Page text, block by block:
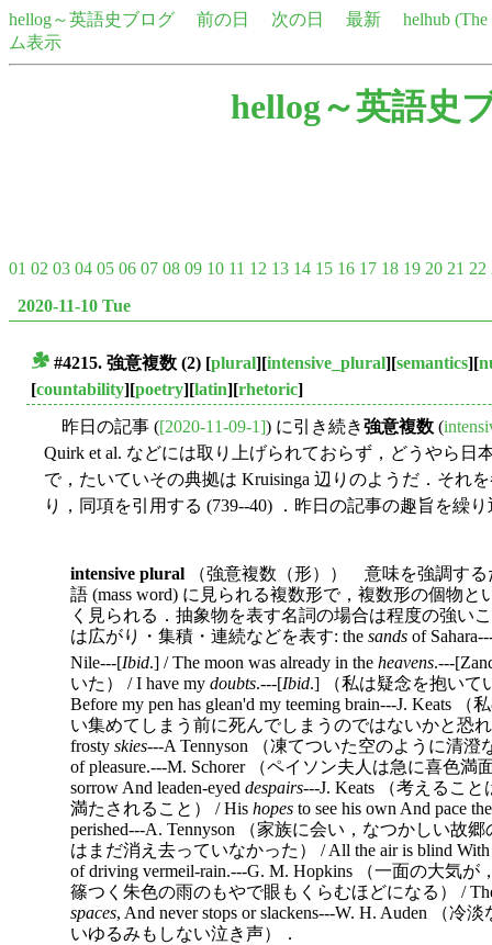
hellog～英語史ブログ 前の日 次の日 最新
helhub
ム表示
hellog～英語史
01 02 03 04 05 06 07 08 09 10 11 12 13 14 15 16 17 18 19 20 21 22
2020-11-10 Tue
#4215. 強意複数 (2) [plural][intensive_plural][semantics][
[countability][poetry][latin][rhetoric]
昨日の記事 ([2020-11-09-1]) に引き続き強意複数 (
Quirk et al. などには取り上げられておらず，どうやら
で，たいていその典拠は Kruisinga 辺りのようだ．それ
り，同項を引用する (739--40) ．昨日の記事の趣旨を繰
intensive plural （強意複数（形）） 意味を強調す
語 (mass word) に見られる複数形で，複数形の個物
く見られる．抽象物を表す名詞の場合は程度の強い
は広がり・集積・連続などを表す: the sands of
Nile---[Ibid.] / The moon was already in the heavens.---
いた） / I have my doubts.---[Ibid.] （私は疑念を抱いて
Before my pen has glean'd my teeming brain---J. Keats
い集めてしまう前に死んでしまうのではないかと恐れ
frosty skies---A Tennyson （凍てついた空のように清澄
of pleasure.---M. Schorer （ペイソン夫人は急に喜色満
sorrow And leaden-eyed despairs---J. Keats （考えるこ
満たされること） / His hopes to see his own And pace
perished---A. Tennyson （家族に会い，なつかしい故
はまだ消え去っていなかった） / All the air is blind With
of driving vermeil-rain.---G. M. Hopkins （一面の大気
篠つく朱色の雨のもやで眼もくらむほどになる） / The
spaces, And never stops or slackens---W. H. Auden （
いゆるみもしない泣き声）．